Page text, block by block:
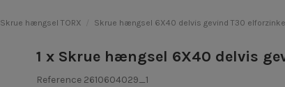
Skrue hængsel TORX Skrue hængsel 6X40 delvis gevind T30
1 x Skrue hængsel 6X40 delvis
Reference 2610604029_1